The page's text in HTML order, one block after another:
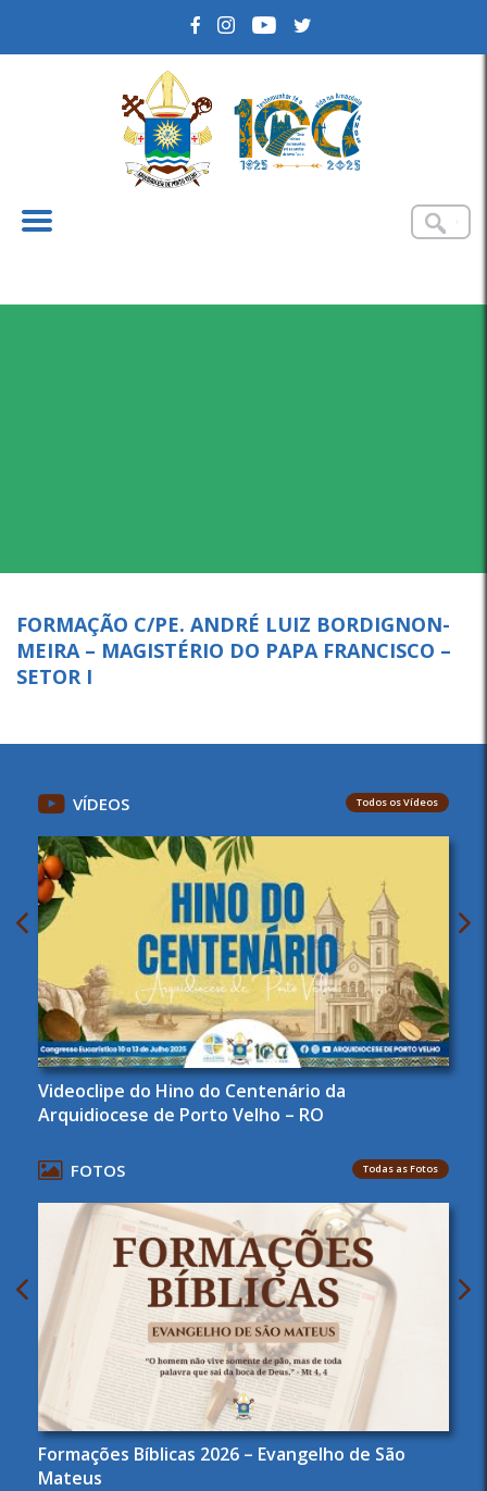
FORMAÇÃO C/PE. ANDRÉ LUIZ BORDIGNON-
MEIRA – MAGISTÉRIO DO PAPA FRANCISCO –
SETOR I
VÍDEOS Todos os Vídeos
Videoclipe do Hino do Centenário da
Arquidiocese de Porto Velho – RO
FOTOS Todas as Fotos
Formações Bíblicas 2026 – Evangelho de São
Mateus